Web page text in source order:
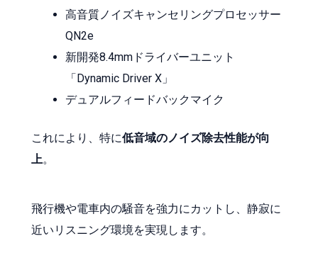
高音質ノイズキャンセリングプロセッサー
QN2e
新開発8.4mmドライバーユニット
「Dynamic Driver X」
デュアルフィードバックマイク
これにより、特に低音域のノイズ除去性能が向
上。
飛行機や電車内の騒音を強力にカットし、静寂に
近いリスニング環境を実現します。